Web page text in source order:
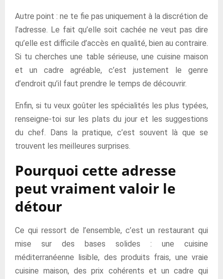
Autre point : ne te fie pas uniquement à la discrétion de
l’adresse. Le fait qu’elle soit cachée ne veut pas dire
qu’elle est difficile d’accès en qualité, bien au contraire.
Si tu cherches une table sérieuse, une cuisine maison
et un cadre agréable, c’est justement le genre
d’endroit qu’il faut prendre le temps de découvrir.
Enfin, si tu veux goûter les spécialités les plus typées,
renseigne-toi sur les plats du jour et les suggestions
du chef. Dans la pratique, c’est souvent là que se
trouvent les meilleures surprises.
Pourquoi cette adresse
peut vraiment valoir le
détour
Ce qui ressort de l’ensemble, c’est un restaurant qui
mise sur des bases solides : une cuisine
méditerranéenne lisible, des produits frais, une vraie
cuisine maison, des prix cohérents et un cadre qui